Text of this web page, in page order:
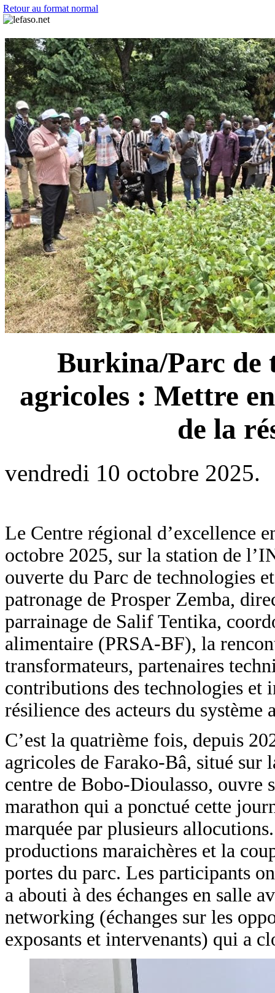
Retour au format normal
Burkina/Parc de
agricoles : Mettre
de la
vendredi 10 octobre 2025.
Le Centre régional d’excellence
octobre 2025, sur la station de
ouverte du Parc de technologies
patronage de Prosper Zemba,
parrainage de Salif Tentika,
alimentaire (PRSA-BF), la
transformateurs, partenaires
contributions des technologies et
résilience des acteurs du
C’est la quatrième fois, depuis
agricoles de Farako-Bâ, situé
centre de Bobo-Dioulasso, ouvre
marathon qui a ponctué cette
marquée par plusieurs
productions maraichères et la
portes du parc. Les participants
a abouti à des échanges en salle
networking (échanges sur les
exposants et intervenants) qui a